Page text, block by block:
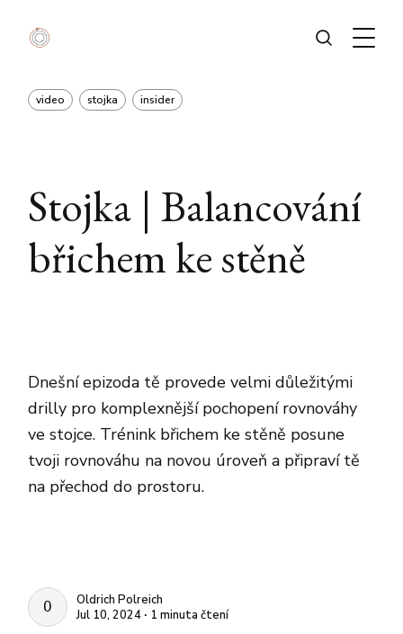
video stojka insider
Stojka | Balancování
břichem ke stěně
Dnešní epizoda tě provede velmi důležitými
drilly pro komplexnější pochopení rovnováhy
ve stojce. Trénink břichem ke stěně posune
tvoji rovnováhu na novou úroveň a připraví tě
na přechod do prostoru.
OLDRICH POLREICH
Oldrich Polreich
Jul 10, 2024 ∙ 1 minuta čtení